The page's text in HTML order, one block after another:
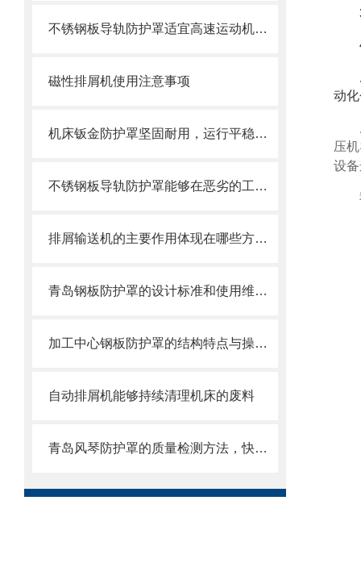
不锈钢板导轨防护罩适宜高速运动机床导轨防护
磁性排屑机使用注意事项
机床钣金防护罩坚固耐用，运行平稳，噪音小
不锈钢板导轨防护罩能够在恶劣的工作环境中长期使用
排屑输送机的主要作用体现在哪些方面？
青岛钢板防护罩的设计标准和使用维护方式
加工中心钢板防护罩的结构特点与操作维护方式
自动排屑机能够持续清理机床的废料
青岛风琴防护罩的质量检测方法，快来收藏了
动
压
设